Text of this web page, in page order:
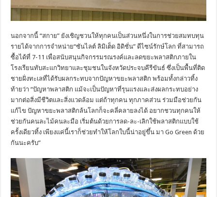
นอกจากนี้ “สกาย” ยังเชิญชวนให้ทุกคนเป็นส่วนหนึ่งในการช่วยสมทบทุน
รายได้จากการจำหน่าย“ซันไลต์ ลิมิเต็ด อิดิชั่น” ดีไซน์รักษ์โลก ที่สามารถ
ซื้อได้ที่ 7-11 เพื่อสนับสนุนกิจกรรมรณรงค์และลดขยะพลาสติกภายใน
โรงเรียนทับสะแกวิทยาและชุมชนในจังหวัดประจบคีรีขันธ์ ซึ่งเป็นพื้นที่ติด
ชายฝั่งทะเลที่ได้รับผลกระทบจากปัญหาขยะพลาสติก พร้อมทั้งกล่าวทิ้ง
ท้ายว่า “ปัญหาพลาสติก แม้จะเป็นปัญหาที่รุนแรงและส่งผลกระทบอย่าง
มากต่อสิ่งมีชีวิตและสิ่งแวดล้อม แต่ถ้าทุกคน ทุกภาคส่วน ร่วมมือช่วยกัน
แก้ไข ปัญหาขยะพลาสติกล้นโลกก็จะคลี่คลายลงได้ อยากชวนทุกคนให้
ช่วยกันคนละไม้คนละมือ เริ่มต้นด้วยการลด-ละ-เลิกใช้พลาสติกแบบใช้
ครั้งเดียวทิ้ง เพียงแค่นี้เราก็ช่วยทำให้โลกใบนี้น่าอยู่ขึ้น มา Go Green ด้วย
กันนะครับ”